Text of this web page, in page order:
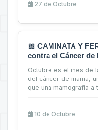
27 de Octubre
🎀 CAMINATA Y
contra el Cáncer de
Octubre es el mes de
del cáncer de mama,
que una mamografía a
10 de Octubre